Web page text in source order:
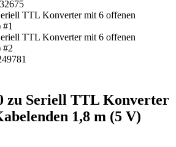
zu Seriell TTL Konverter
1,8 m (5 V)